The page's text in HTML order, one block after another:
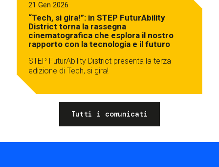
21 Gen 2026
“Tech, si gira!”: in STEP FuturAbility
District torna la rassegna
cinematografica che esplora il nostro
rapporto con la tecnologia e il futuro
STEP FuturAbility District presenta la terza
edizione di Tech, si gira!
Tutti i comunicati